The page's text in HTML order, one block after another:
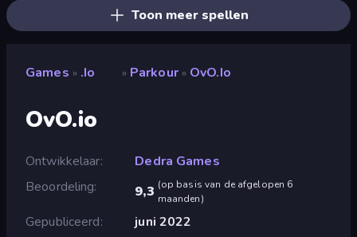
Toon meer spellen
Games » .io » Parkour » OvO.io
OvO.io
Ontwikkelaar
Dedra Games
Beoordeling
9,3 (op basis van de afgelopen 6
maanden)
Gepubliceerd
juni 2022